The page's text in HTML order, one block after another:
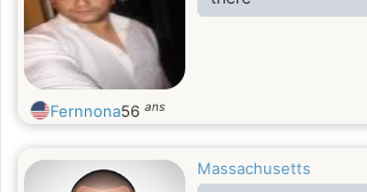
Fernnona56 ans
Massachusetts